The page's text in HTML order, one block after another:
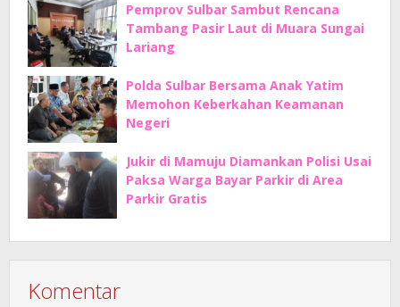
Pemprov Sulbar Sambut Rencana
Tambang Pasir Laut di Muara Sungai
Lariang
Polda Sulbar Bersama Anak Yatim
Memohon Keberkahan Keamanan
Negeri
Jukir di Mamuju Diamankan Polisi Usai
Paksa Warga Bayar Parkir di Area
Parkir Gratis
Komentar